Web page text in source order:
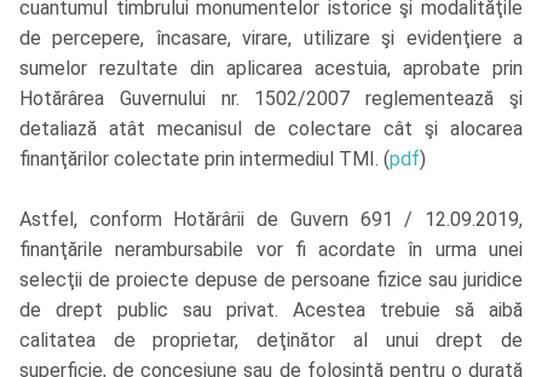
cuantumul timbrului monumentelor istorice şi modalităţile
de percepere, încasare, virare, utilizare şi evidenţiere a
sumelor rezultate din aplicarea acestuia, aprobate prin
Hotărârea Guvernului nr. 1502/2007 reglementează şi
detaliază atât mecanisul de colectare cât şi alocarea
finanţărilor colectate prin intermediul TMI. (pdf)
Astfel, conform Hotărârii de Guvern 691 / 12.09.2019,
finanţările nerambursabile vor fi acordate în urma unei
selecţii de proiecte depuse de persoane fizice sau juridice
de drept public sau privat. Acestea trebuie să aibă
calitatea de proprietar, deţinător al unui drept de
superficie, de concesiune sau de folosinţă pentru o durată